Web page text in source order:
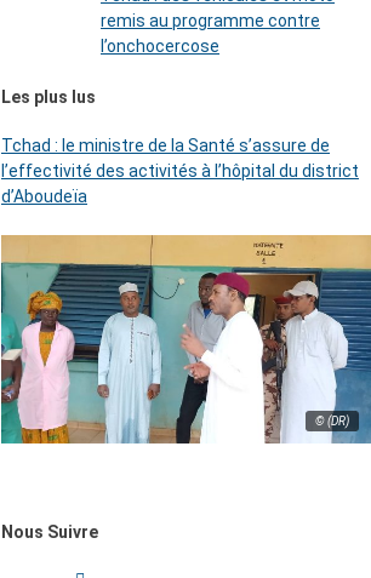
remis au programme contre
l’onchocercose
Les plus lus
Tchad : le ministre de la Santé s’assure de
l’effectivité des activités à l’hôpital du district
d’Aboudeïa
© (DR)
Nous Suivre